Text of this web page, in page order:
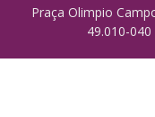
Praça Olimpio
49.010-